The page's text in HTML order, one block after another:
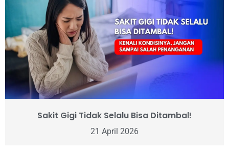
Sakit Gigi Tidak Selalu Bisa Ditambal!
21 April 2026